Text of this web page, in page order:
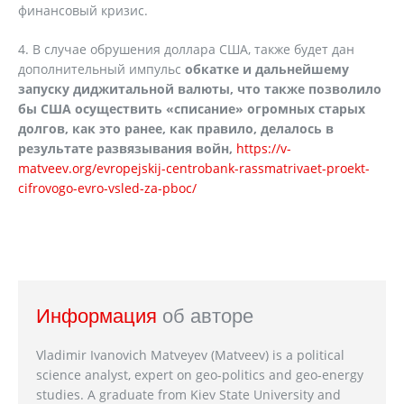
финансовый кризис.
4. В случае обрушения доллара США, также будет дан
дополнительный импульс обкатке и дальнейшему
запуску диджитальной валюты, что также позволило
бы США осуществить «списание» огромных старых
долгов, как это ранее, как правило, делалось в
результате развязывания войн, https://v-
matveev.org/evropejskij-centrobank-rassmatrivaet-proekt-
cifrovogo-evro-vsled-za-pboc/
Информация об авторе
Vladimir Ivanovich Matveyev (Matveev) is a political
science analyst, expert on geo-politics and geo-energy
studies. A graduate from Kiev State University and